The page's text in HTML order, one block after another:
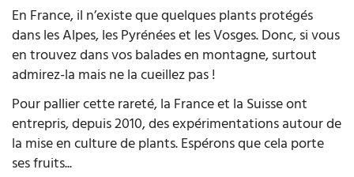
En France, il n’existe que quelques plants protégés
dans les Alpes, les Pyrénées et les Vosges. Donc, si vous
en trouvez dans vos balades en montagne, surtout
admirez-la mais ne la cueillez pas !
Pour pallier cette rareté, la France et la Suisse ont
entrepris, depuis 2010, des expérimentations autour de
la mise en culture de plants. Espérons que cela porte
ses fruits...